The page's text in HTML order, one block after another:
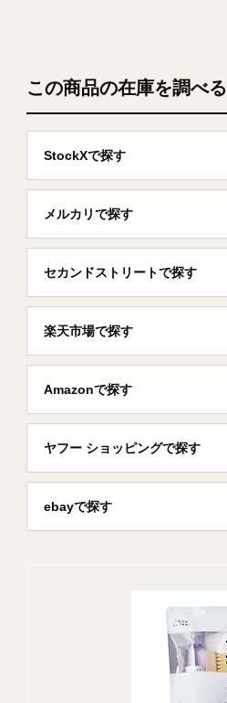
この商品の在庫を調べる
StockXで探す
メルカリで探す
セカンドストリートで探す
楽天市場で探す
Amazonで探す
ヤフー ショッピングで探す
ebayで探す